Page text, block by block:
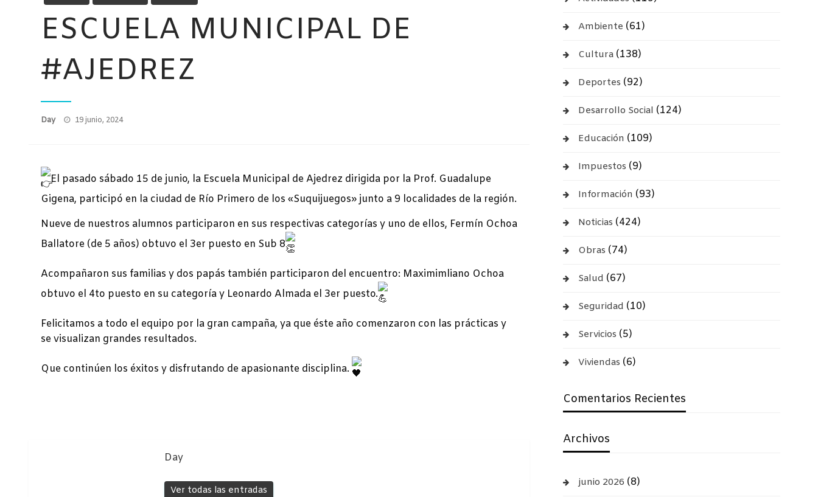
ESCUELA MUNICIPAL DE
#AJEDREZ
Day
Publicado
19 junio, 2024
El pasado sábado 15 de junio, la Escuela Municipal de Ajedrez dirigida por la Prof. Guadalupe
Gigena, participó en la ciudad de Río Primero de los «Suquijuegos» junto a 9 localidades de la región.
Nueve de nuestros alumnos participaron en sus respectivas categorías y uno de ellos, Fermín Ochoa
Ballatore (de 5 años) obtuvo el 3er puesto en Sub 8
Acompañaron sus familias y dos papás también participaron del encuentro: Maximimliano Ochoa
obtuvo el 4to puesto en su categoría y Leonardo Almada el 3er puesto.
Felicitamos a todo el equipo por la gran campaña, ya que éste año comenzaron con las prácticas y
se visualizan grandes resultados.
Que continúen los éxitos y disfrutando de apasionante disciplina.
Day
Ver todas las entradas
Ambiente (61)
Cultura (138)
Deportes (92)
Desarrollo Social (124)
Educación (109)
Impuestos (9)
Información (93)
Noticias (424)
Obras (74)
Salud (67)
Seguridad (10)
Servicios (5)
Viviendas (6)
Comentarios Recientes
Archivos
junio 2026 (8)